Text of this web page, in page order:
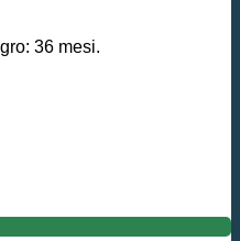
36 mesi.